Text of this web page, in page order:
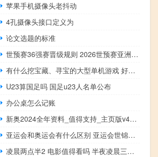
苹果手机摄像头老抖动
4孔摄像头接口定义为
论文选题的标准
世预赛36强赛晋级规则 2026世预赛亚洲区赛制
有什么挖宝藏、寻宝的大型单机游戏 好玩大型单机游戏
U23算国足吗 国足u23人名单公布
办公桌怎么记账
新奥2024全年资料_值得支持_主页版v417.719
亚运会和奥运会有什么区别 亚运会世锦赛奥运会
凌晨两点半2 电影值得看吗 半夜凌晨三点看的电影